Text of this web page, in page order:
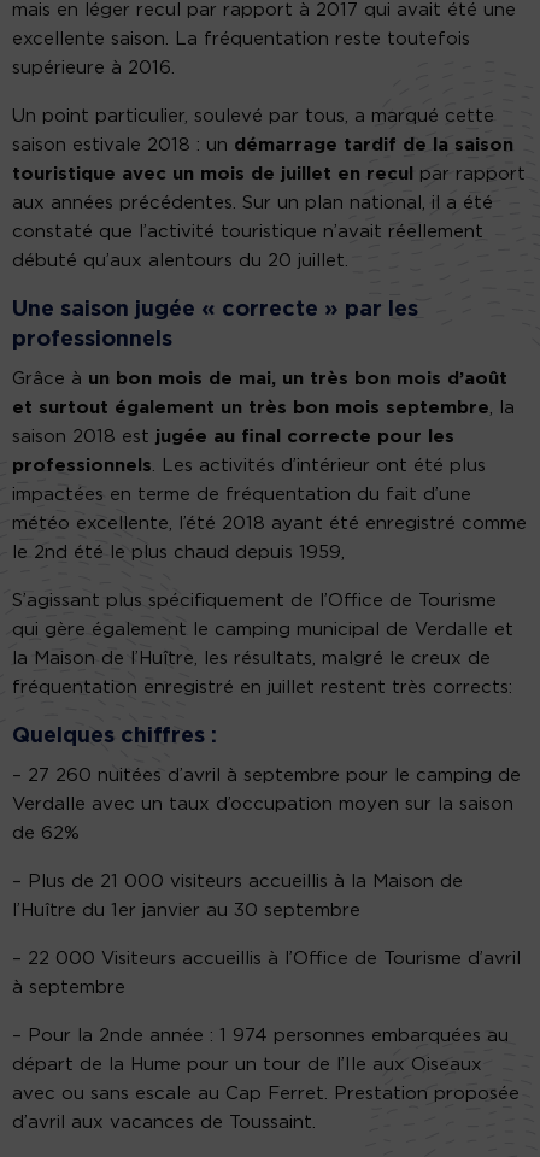
mais en léger recul par rapport à 2017 qui avait été une
excellente saison. La fréquentation reste toutefois
supérieure à 2016.
Un point particulier, soulevé par tous, a marqué cette
saison estivale 2018 : un démarrage tardif de la saison
touristique avec un mois de juillet en recul
par rapport
aux années précédentes. Sur un plan national, il a été
constaté que l’activité touristique n’avait réellement
débuté qu’aux alentours du 20 juillet.
Une saison jugée « correcte » par les
professionnels
Grâce à un bon mois de mai, un très bon mois d’août
et surtout également un très bon mois septembre, la
saison 2018 est jugée au final correcte pour les
professionnels. Les activités d’intérieur ont été plus
impactées en terme de fréquentation du fait d’une
météo excellente, l’été 2018 ayant été enregistré comme
le 2nd été le plus chaud depuis 1959,
S’agissant plus spécifiquement de l’Office de Tourisme
qui gère également le camping municipal de Verdalle et
la Maison de l’Huître, les résultats, malgré le creux de
fréquentation enregistré en juillet restent très corrects:
Quelques chiffres :
– 27 260 nuitées d’avril à septembre pour le camping de
Verdalle avec un taux d’occupation moyen sur la saison
de 62%
– Plus de 21 000 visiteurs accueillis à la Maison de
l’Huître du 1er janvier au 30 septembre
– 22 000 Visiteurs accueillis à l’Office de Tourisme d’avril
à septembre
– Pour la 2nde année : 1 974 personnes embarquées au
départ de la Hume pour un tour de l’Ile aux Oiseaux
avec ou sans escale au Cap Ferret. Prestation proposée
d’avril aux vacances de Toussaint.